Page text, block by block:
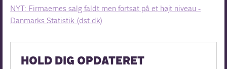
NYT: Firmaernes salg faldt men fortsat på et højt niveau -
Danmarks Statistik (dst.dk)
HOLD DIG OPDATERET